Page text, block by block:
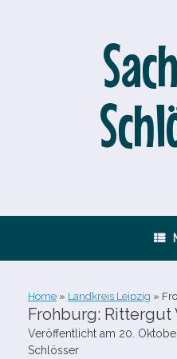
Home » Landkreis Leipzig »
Frohburg: Rittergut
Veröffentlicht am 20.
Schlösser